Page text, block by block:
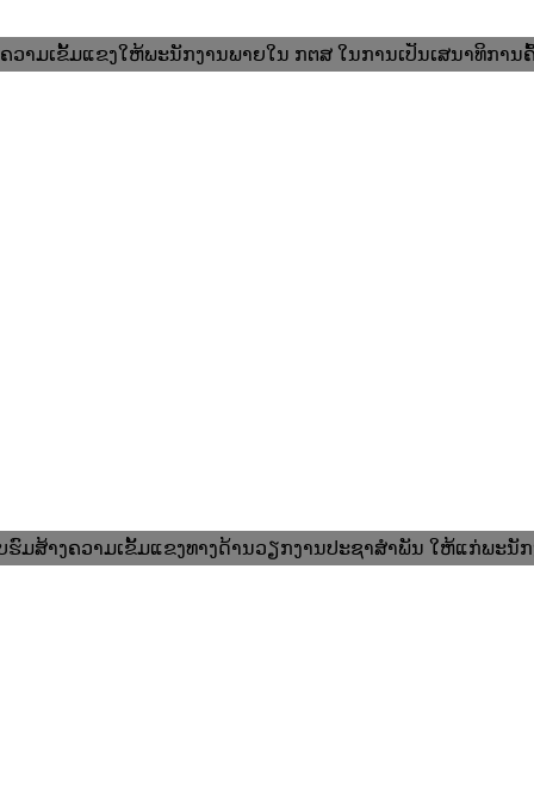
ວາມເຂັ້ມແຂງໃຫ້ພະນັກງານພາຍໃນ ກຕສ ໃນການເປັນເສນາທິການ
ຮົມສ້າງຄວາມເຂັ້ມແຂງທາງດ້ານວຽກງານປະຊາສໍາພັນ ໃຫ້ແກ່ພະນັ